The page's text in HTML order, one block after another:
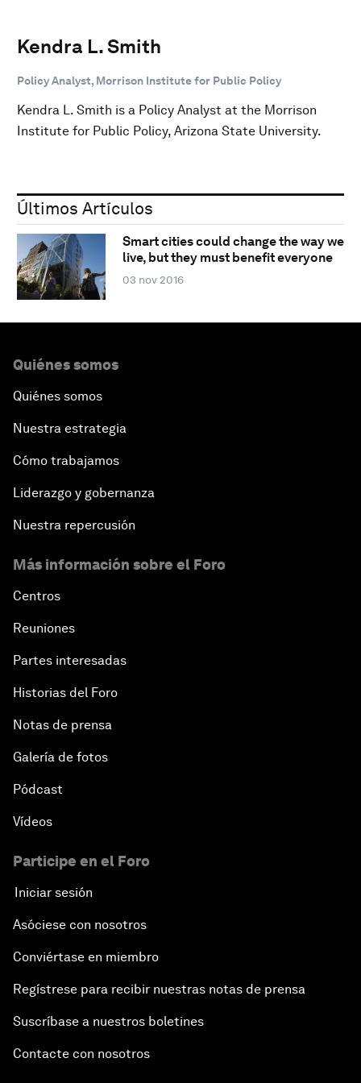
Kendra L. Smith
Policy Analyst, Morrison Institute for Public Policy
Kendra L. Smith is a Policy Analyst at the Morrison
Institute for Public Policy, Arizona State University.
Últimos Artículos
Smart cities could change the way we
live, but they must benefit everyone
03 nov 2016
Quiénes somos
Quiénes somos
Nuestra estrategia
Cómo trabajamos
Liderazgo y gobernanza
Nuestra repercusión
Más información sobre el Foro
Centros
Reuniones
Partes interesadas
Historias del Foro
Notas de prensa
Galería de fotos
Pódcast
Vídeos
Participe en el Foro
Iniciar sesión
Asóciese con nosotros
Conviértase en miembro
Regístrese para recibir nuestras notas de prensa
Suscríbase a nuestros boletines
Contacte con nosotros